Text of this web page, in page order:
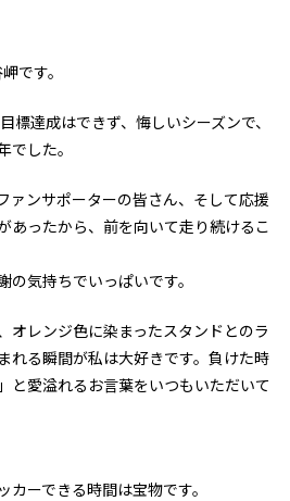
です。
標達成はできず、悔しいシーズンで、
した。
ァンサポーターの皆さん、そして応援
あったから、前を向いて走り続けるこ
気持ちでいっぱいです。
オレンジ色に染まったスタンドとのラ
れる瞬間が私は大好きです。負けた時
と愛溢れるお言葉をいつもいただいて
ーできる時間は宝物です。